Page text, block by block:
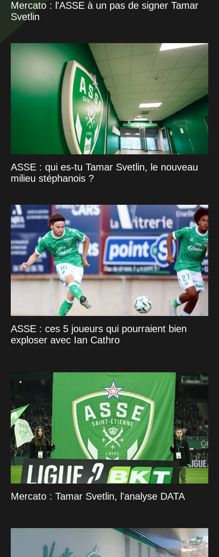
Mercato : l'ASSE à un pas de signer Tamar
Svetlin
ASSE : qui es-tu Tamar Svetlin, le nouveau
milieu stéphanois ?
ASSE : ces 5 joueurs qui pourraient bien
exploser avec Ian Cathro
Mercato : Tamar Svetlin, l'analyse DATA